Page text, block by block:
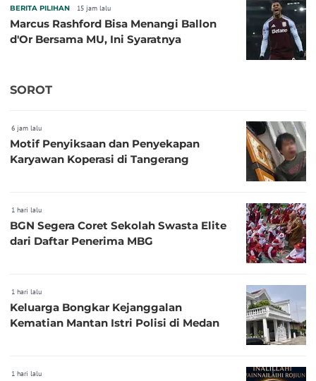
BERITA PILIHAN 15 jam lalu
Marcus Rashford Bisa Menangi Ballon
d'Or Bersama MU, Ini Syaratnya
SOROT
6 jam lalu
Motif Penyiksaan dan Penyekapan
Karyawan Koperasi di Tangerang
1 hari lalu
BGN Segera Coret Sekolah Swasta Elite
dari Daftar Penerima MBG
1 hari lalu
Keluarga Bongkar Kejanggalan
Kematian Mantan Istri Polisi di Medan
1 hari lalu